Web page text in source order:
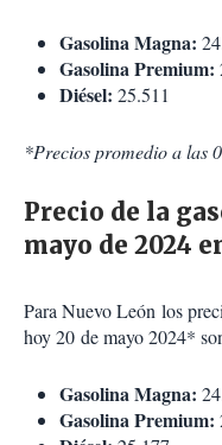
Gasolina Magna:
Gasolina Premium:
Diésel: 25.511
*Precios promedio a las
Precio de la
mayo de 2024
Para Nuevo León los
hoy 20 de mayo 2024*
Gasolina Magna:
Gasolina Premium: